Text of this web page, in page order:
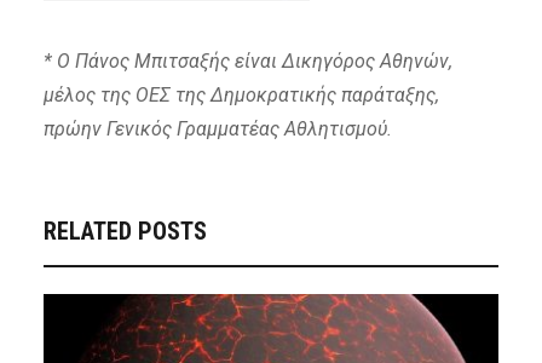
* Ο Πάνος Μπιτσαξής είναι Δικηγόρος Αθηνών,
μέλος της ΟΕΣ της Δημοκρατικής παράταξης,
πρώην Γενικός Γραμματέας Αθλητισμού.
RELATED POSTS